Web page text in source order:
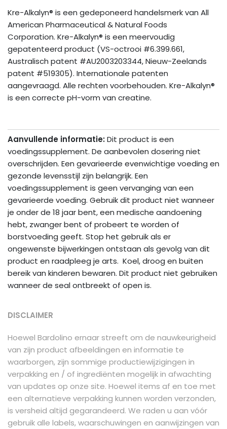
Kre-Alkalyn® is een gedeponeerd handelsmerk van All
American Pharmaceutical & Natural Foods
Corporation. Kre-Alkalyn® is een meervoudig
gepatenteerd product (VS-octrooi #6.399.661,
Australisch patent #AU2003203344, Nieuw-Zeelands
patent #519305). Internationale patenten
aangevraagd. Alle rechten voorbehouden. Kre-Alkalyn®
is een correcte pH-vorm van creatine.
Aanvullende informatie:Dit product is een
voedingssupplement. De aanbevolen dosering niet
overschrijden. Een gevarieerde evenwichtige voeding en
gezonde levensstijl zijn belangrijk. Een
voedingssupplement is geen vervanging van een
gevarieerde voeding. Gebruik dit product niet wanneer
je onder de 18 jaar bent, een medische aandoening
hebt, zwanger bent of probeert te worden of
borstvoeding geeft. Stop het gebruik als er
ongewenste bijwerkingen ontstaan als gevolg van dit
product en raadpleeg je arts. Koel, droog en buiten
bereik van kinderen bewaren. Dit product niet gebruiken
wanneer de seal ontbreekt of open is.
DISCLAIMER
Hoewel Bardolino ernaar streeft om de nauwkeurigheid
van zijn product afbeeldingen en informatie te
waarborgen, zijn sommige productiewijzigingen in
verpakking en / of ingrediënten mogelijk in afwachting
van updates op onze site. Hoewel items af en toe met
een alternatieve verpakking kunnen worden verzonden,
is versheid altijd gegarandeerd. We raden u aan vóór
gebruik alle labels, waarschuwingen en aanwijzingen van